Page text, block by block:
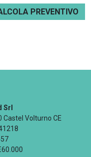
PREVENTIVO
Srl
Castel Volturno CE